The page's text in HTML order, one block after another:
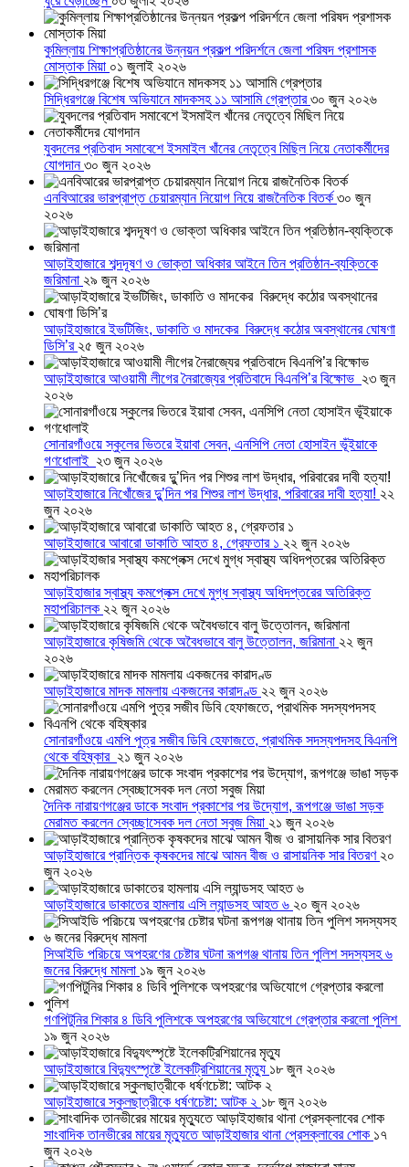
কুমিল্লায় শিক্ষাপ্রতিষ্ঠানের উন্নয়ন প্রকল্প পরিদর্শনে জেলা পরিষদ প্রশাসক
মোস্তাক মিয়া ০১ জুলাই ২০২৬
সিদ্ধিরগঞ্জে বিশেষ অভিযানে মাদকসহ ১১ আসামি গ্রেপ্তার৩০ জুন ২০২৬
যুবদলের প্রতিবাদ সমাবেশে ইসমাইল খাঁনের নেতৃত্বে মিছিল নিয়ে নেতাকর্মীদের
যোগদান৩০ জুন ২০২৬
এনবিআরের ভারপ্রাপ্ত চেয়ারম্যান নিয়োগ নিয়ে রাজনৈতিক বিতর্ক ৩০ জুন
২০২৬
আড়াইহাজারে শব্দদূষণ ও ভোক্তা অধিকার আইনে তিন প্রতিষ্ঠান-ব্যক্তিকে
জরিমানা ২৯ জুন ২০২৬
আড়াইহাজারে ইভটিজিং, ডাকাতি ও মাদকের বিরুদ্ধে কঠোর অবস্থানের ঘোষণা
ডিসি’র ২৫ জুন ২০২৬
আড়াইহাজারে আওয়ামী লীগের নৈরাজ্যের প্রতিবাদে বিএনপি’র বিক্ষোভ ২৩ জুন
২০২৬
সোনারগাঁওয়ে স্কুলের ভিতরে ইয়াবা সেবন, এনসিপি নেতা হোসাইন ভূঁইয়াকে
গণধোলাই ২৩ জুন ২০২৬
আড়াইহাজারে নিখোঁজের দুু’দিন পর শিশুর লাশ উদ্ধার, পরিবারের দাবী হত্যা! ২২
জুন ২০২৬
আড়াইহাজারে আবারো ডাকাতি আহত ৪, গ্রেফতার ১ ২২ জুন ২০২৬
আড়াইহাজার স্বাস্থ্য কমপ্লেক্স দেখে মুগ্ধ স্বাস্থ্য অধিদপ্তরের অতিরিক্ত
মহাপরিচালক ২২ জুন ২০২৬
আড়াইহাজারে কৃষিজমি থেকে অবৈধভাবে বালু উত্তোলন, জরিমানা ২২ জুন
২০২৬
আড়াইহাজারে মাদক মামলায় একজনের কারাদণ্ড ২২ জুন ২০২৬
সোনারগাঁওয়ে এমপি পুত্র সজীব ডিবি হেফাজতে, প্রাথমিক সদস্যপদসহ বিএনপি
থেকে বহিষ্কার ২১ জুন ২০২৬
দৈনিক নারায়ণগঞ্জের ডাকে সংবাদ প্রকাশের পর উদ্যোগ, রূপগঞ্জে ভাঙা সড়ক
মেরামত করলেন স্বেচ্ছাসেবক দল নেতা সবুজ মিয়া ২১ জুন ২০২৬
আড়াইহাজারে প্রান্তিক কৃষকদের মাঝে আমন বীজ ও রাসায়নিক সার বিতরণ ২০
জুন ২০২৬
আড়াইহাজারে ডাকাতের হামলায় এসি ল্যান্ডসহ আহত ৬ ২০ জুন ২০২৬
সিআইডি পরিচয়ে অপহরণের চেষ্টার ঘটনা রূপগঞ্জ থানায় তিন পুলিশ সদস্যসহ ৬
জনের বিরুদ্ধে মামলা ১৯ জুন ২০২৬
গণপিটুনির শিকার ৪ ডিবি পুলিশকে অপহরণের অভিযোগে গ্রেপ্তার করলো পুলিশ
১৯ জুন ২০২৬
আড়াইহাজারে বিদ্যুৎস্পৃষ্টে ইলেকট্রিশিয়ানের মৃত্যু ১৮ জুন ২০২৬
আড়াইহাজারে স্কুলছাত্রীকে ধর্ষণচেষ্টা: আটক ২ ১৮ জুন ২০২৬
সাংবাদিক তানভীরের মায়ের মৃত্যুতে আড়াইহাজার থানা প্রেসক্লাবের শোক ১৭
জুন ২০২৬